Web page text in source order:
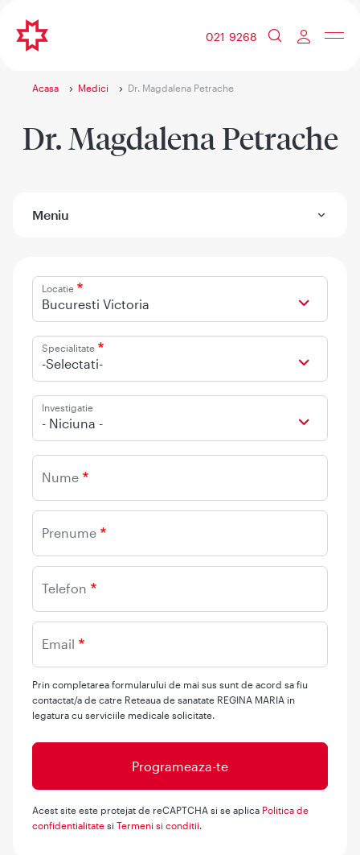
021 9268
Acasa Medici Dr. Magdalena Petrache
Dr. Magdalena Petrache
Meniu
Locatie
Bucuresti Victoria
Specialitate
-Selectati-
Investigatie
- Niciuna -
Nume
Prenume
Telefon
Email
Prin completarea formularului de mai sus sunt de acord sa fiu
contactat/a de catre Reteaua de sanatate REGINA MARIA in
legatura cu serviciile medicale solicitate.
Acest site este protejat de reCAPTCHA si se aplica Politica de
confidentialitate si Termeni si conditii.